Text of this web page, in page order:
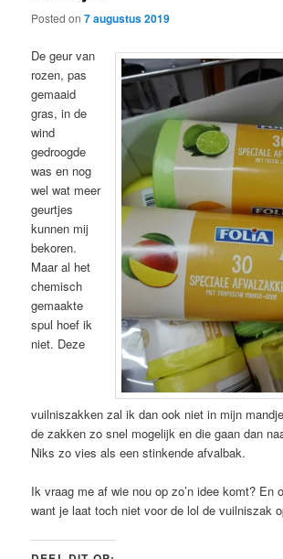
Posted on7 augustus 2019
De geur van
rozen, pas
gemaaid
gras, in de
wind
gedroogde
was en nog
wel wat meer
geurtjes
kunnen mij
bekoren.
Maar al het
chemisch
gemaakte
spul hoef ik
niet. Deze
vuilniszakken zal ik dan ook niet in mijn
de zakken zo snel mogelijk en die gaan dan
Niks zo vies als een stinkende afvalbak.
Ik vraag me af wie nou op zo’n idee komt? En
want je laat toch niet voor de lol de vuilniszak